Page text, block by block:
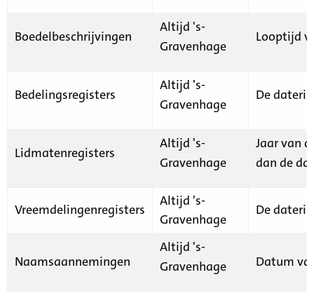
Boedelbeschrijvingen
Altijd 's-
Gravenhage
Looptijd
Bedelingsregisters
Altijd 's-
Gravenhage
De
Lidmatenregisters
Altijd 's-
Gravenhage
Jaar van
dan de
Vreemdelingenregisters
Altijd 's-
Gravenhage
De
Naamsaannemingen
Altijd 's-
Gravenhage
Datum